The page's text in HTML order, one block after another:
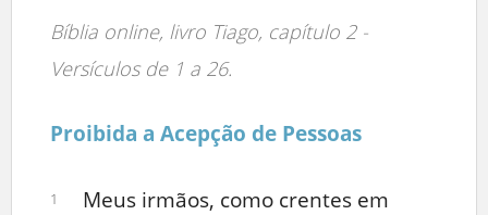
Bíblia online, livro Tiago, capítulo 2 -
Versículos de 1 a 26.
Proibida a Acepção de Pessoas
1
Meus irmãos, como crentes em